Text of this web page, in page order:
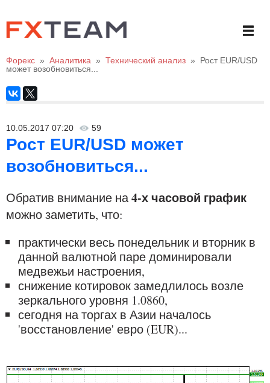
Форекс » Аналитика » Технический анализ »
Рост EUR/USD
может возобновиться...
10.05.2017 07:20 59
Рост EUR/USD может
возобновиться...
Обратив внимание на4-х часовой график
можно заметить, что:
практически весь понедельник и вторник в
данной валютной паре доминировали
медвежьи настроения,
снижение котировок замедлилось возле
зеркального уровня 1.0860,
сегодня на торгах в Азии началось
'восстановление' евро (EUR)...